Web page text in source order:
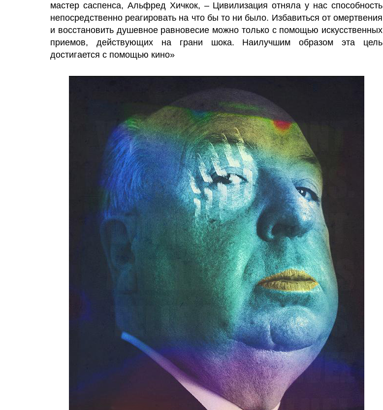
мастер саспенса, Альфред Хичкок, – Цивилизация отняла у нас способность
непосредственно реагировать на что бы то ни было. Избавиться от омертвения
и восстановить душевное равновесие можно только с помощью искусственных
приемов, действующих на грани шока. Наилучшим образом эта цель
достигается с помощью кино»